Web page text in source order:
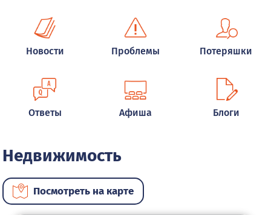
Новости Проблемы Потеряшки
Ответы Афиша Блоги
Недвижимость
Посмотреть на карте